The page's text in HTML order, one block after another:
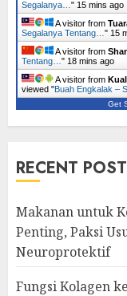
Segalanya… " 15 mins ago
A visitor from
Segalanya Tentang… " 15
A visitor from
Tentang… " 18 mins ago
A visitor from
viewed "Buah Engkalak –
Get
RECENT
Makanan untuk
Penting, Paksi
Neuroprotektif
Fungsi Kolagen